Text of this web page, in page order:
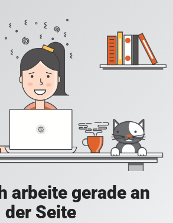
arbeite gerade an
der Seite